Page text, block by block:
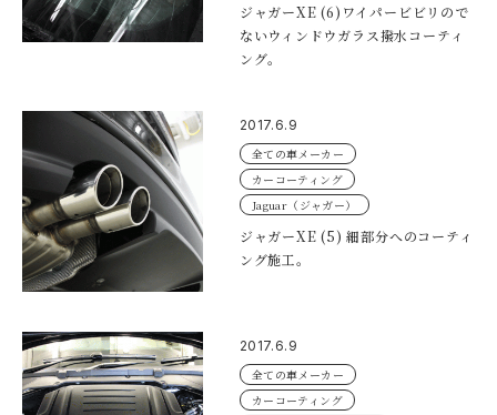
ジャガーXE (6)ワイパービビリので
ないウィンドウガラス撥水コーティ
ング。
2017.6.9
全ての車メーカー
カーコーティング
Jaguar（ジャガー）
ジャガーXE (5) 細部分へのコーティ
ング施工。
2017.6.9
全ての車メーカー
カーコーティング